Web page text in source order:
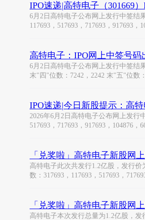
IPO速递|高特电子（301669
6月2日高特电子公布网上发行中签结
117693，517693，717693，917693
高特电子：IPO网上中签号码
6月2日高特电子公布网上发行中签结
末"四"位数：7242，2242 末"五"位数
IPO速递|今日新股提示：高
2026年6月2日高特电子公布网上发行
517693，717693，917693，104876
「兑奖啦」高特电子新股网
高特电子此次共发行1.2亿股，发行价
数：317693，117693，517693，
「兑奖啦」高特电子新股网
高特电子本次发行总量为1.2亿股，发